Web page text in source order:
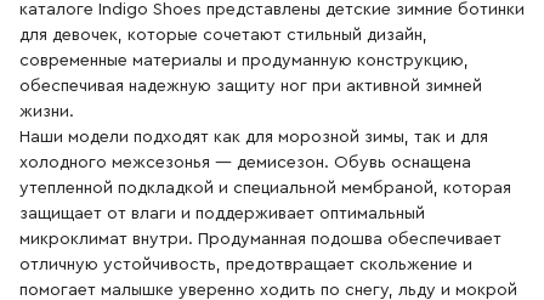
каталоге Indigo Shoes представлены детские зимние ботинки
для девочек, которые сочетают стильный дизайн,
современные материалы и продуманную конструкцию,
обеспечивая надежную защиту ног при активной зимней
жизни.
Наши модели подходят как для морозной зимы, так и для
холодного межсезонья — демисезон. Обувь оснащена
утепленной подкладкой и специальной мембраной, которая
защищает от влаги и поддерживает оптимальный
микроклимат внутри. Продуманная подошва обеспечивает
отличную устойчивость, предотвращает скольжение и
помогает малышке уверенно ходить по снегу, льду и мокрой